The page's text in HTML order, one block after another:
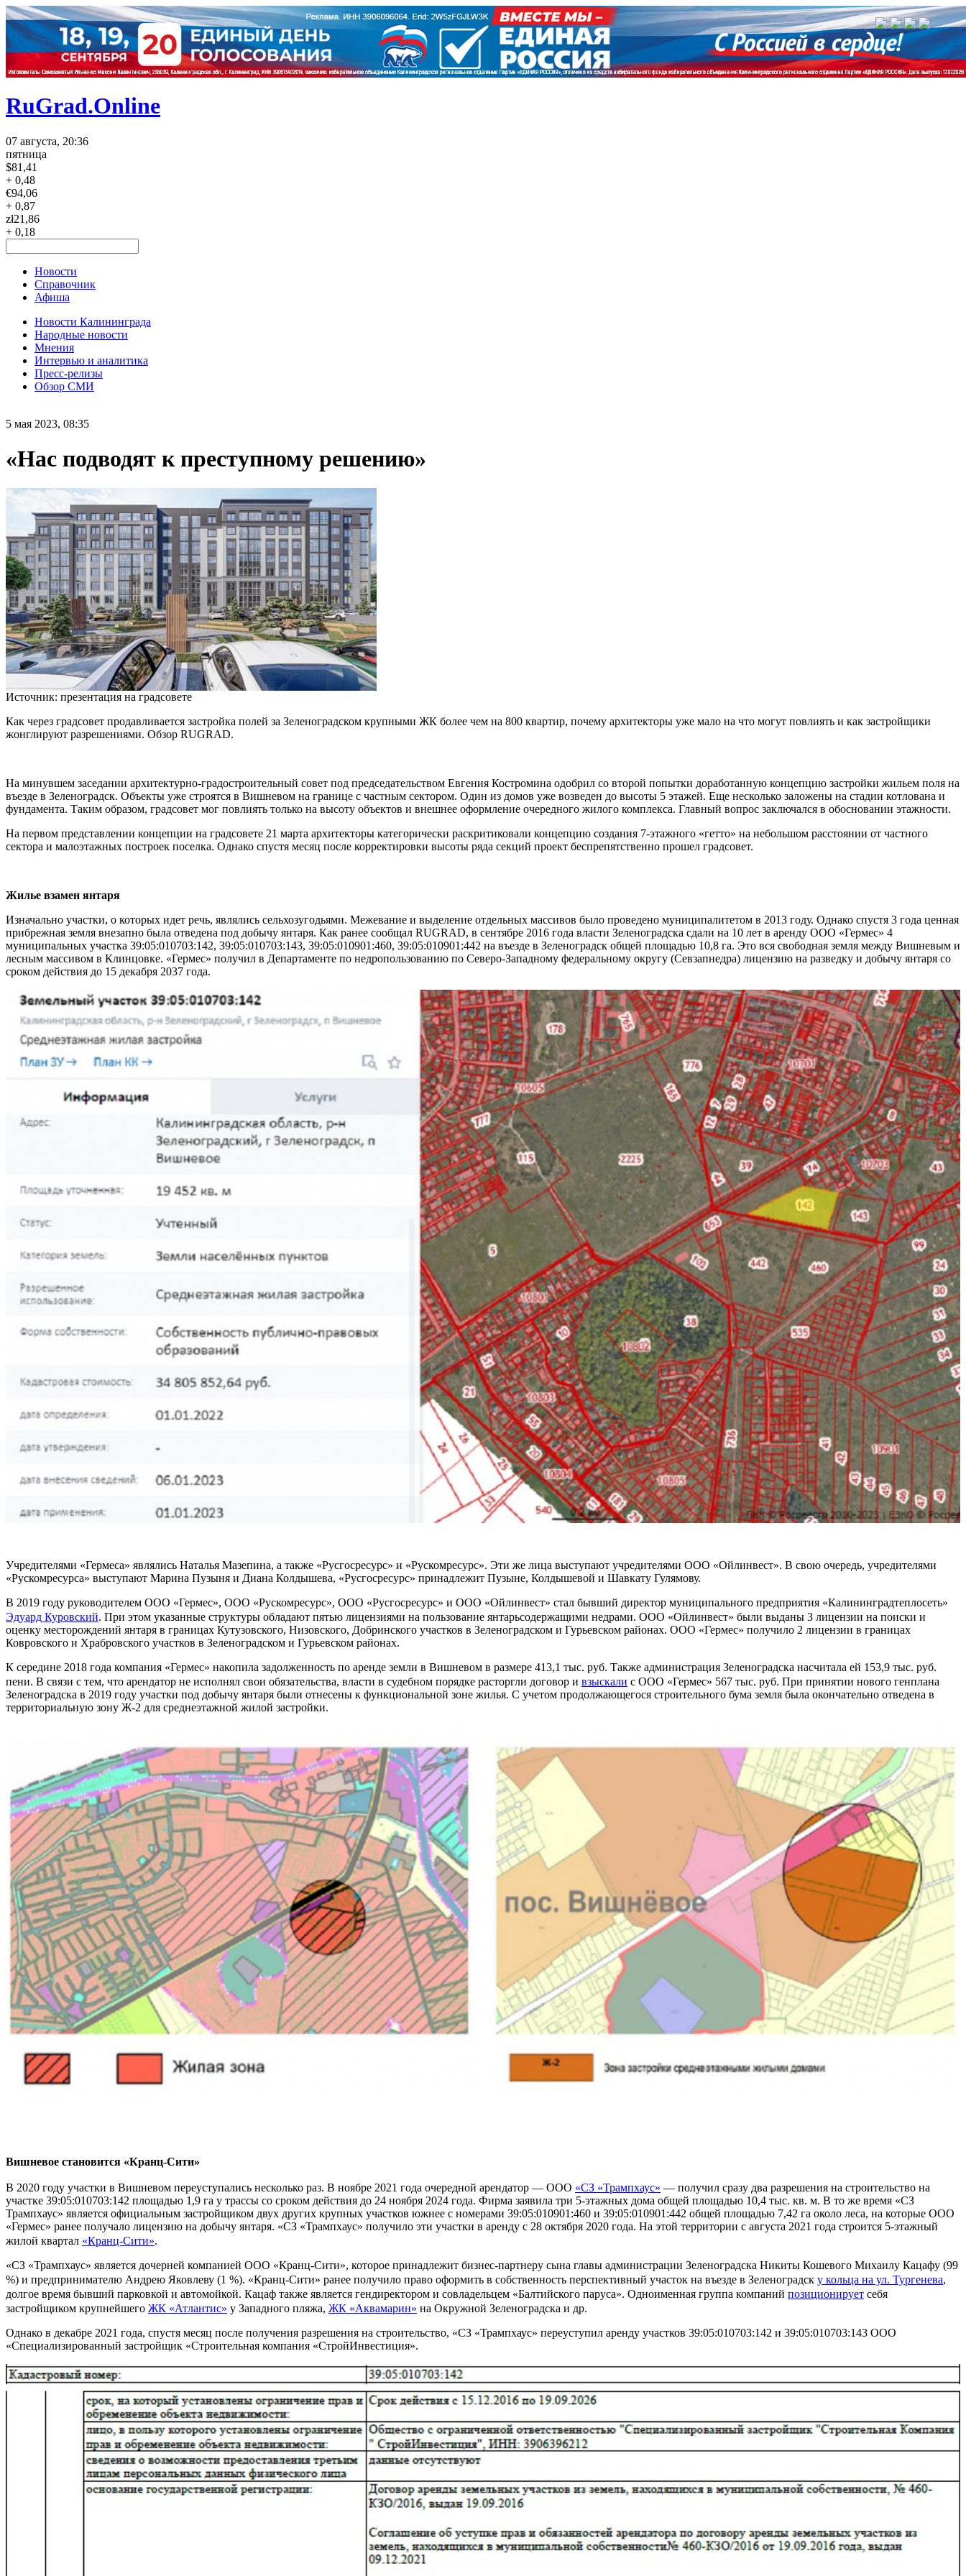
RuGrad.Online
07 августа, 20:36
пятница
$81,41
+ 0,48
€94,06
+ 0,87
zł21,86
+ 0,18
Новости
Справочник
Афиша
Новости Калининграда
Народные новости
Мнения
Интервью и аналитика
Пресс-релизы
Обзор СМИ
5 мая 2023, 08:35
«Нас подводят к преступному решению»
Источник: презентация на градсовете
Как через градсовет продавливается застройка полей за Зеленоградском крупными ЖК более чем на 800 квартир, почему архитекторы уже мало на что могут повлиять и как застройщики
жонглируют разрешениями. Обзор RUGRAD.
На минувшем заседании архитектурно-градостроительный совет под председательством Евгения Костромина одобрил со второй попытки доработанную концепцию застройки жильем поля на
въезде в Зеленоградск. Объекты уже строятся в Вишневом на границе с частным сектором. Один из домов уже возведен до высоты 5 этажей. Еще несколько заложены на стадии котлована и
фундамента. Таким образом, градсовет мог повлиять только на высоту объектов и внешнее оформление очередного жилого комплекса. Главный вопрос заключался в обосновании этажности.
На первом представлении концепции на градсовете 21 марта архитекторы категорически раскритиковали концепцию создания 7-этажного «гетто» на небольшом расстоянии от частного
сектора и малоэтажных построек поселка. Однако спустя месяц после корректировки высоты ряда секций проект беспрепятственно прошел градсовет.
Жилье взамен янтаря
Изначально участки, о которых идет речь, являлись сельхозугодьями. Межевание и выделение отдельных массивов было проведено муниципалитетом в 2013 году. Однако спустя 3 года ценная
прибрежная земля внезапно была отведена под добычу янтаря. Как ранее сообщал RUGRAD, в сентябре 2016 года власти Зеленоградска сдали на 10 лет в аренду ООО «Гермес» 4
муниципальных участка 39:05:010703:142, 39:05:010703:143, 39:05:010901:460, 39:05:010901:442 на въезде в Зеленоградск общей площадью 10,8 га. Это вся свободная земля между Вишневым и
лесным массивом в Клинцовке. «Гермес» получил в Департаменте по недропользованию по Северо-Западному федеральному округу (Севзапнедра) лицензию на разведку и добычу янтаря со
сроком действия до 15 декабря 2037 года.
Учредителями «Гермеса» являлись Наталья Мазепина, а также «Русгосресурс» и «Рускомресурс». Эти же лица выступают учредителями ООО «Ойлинвест». В свою очередь, учредителями
«Рускомресурса» выступают Марина Пузыня и Диана Колдышева, «Русгосресурс» принадлежит Пузыне, Колдышевой и Шавкату Гулямову.
В 2019 году руководителем ООО «Гермес», ООО «Рускомресурс», ООО «Русгосресурс» и ООО «Ойлинвест» стал бывший директор муниципального предприятия «Калининградтеплосеть»
Эдуард Куровский. При этом указанные структуры обладают пятью лицензиями на пользование янтарьсодержащими недрами. ООО «Ойлинвест» были выданы 3 лицензии на поиски и
оценку месторождений янтаря в границах Кутузовского, Низовского, Добринского участков в Зеленоградском и Гурьевском районах. ООО «Гермес» получило 2 лицензии в границах
Ковровского и Храбровского участков в Зеленоградском и Гурьевском районах.
К середине 2018 года компания «Гермес» накопила задолженность по аренде земли в Вишневом в размере 413,1 тыс. руб. Также администрация Зеленоградска насчитала ей 153,9 тыс. руб.
пени. В связи с тем, что арендатор не исполнял свои обязательства, власти в судебном порядке расторгли договор и взыскали с ООО «Гермес» 567 тыс. руб. При принятии нового генплана
Зеленоградска в 2019 году участки под добычу янтаря были отнесены к функциональной зоне жилья. С учетом продолжающегося строительного бума земля была окончательно отведена в
территориальную зону Ж-2 для среднеэтажной жилой застройки.
Вишневое становится «Кранц-Сити»
В 2020 году участки в Вишневом переуступались несколько раз. В ноябре 2021 года очередной арендатор — ООО «СЗ «Трампхаус» — получил сразу два разрешения на строительство на
участке 39:05:010703:142 площадью 1,9 га у трассы со сроком действия до 24 ноября 2024 года. Фирма заявила три 5-этажных дома общей площадью 10,4 тыс. кв. м. В то же время «СЗ
Трампхаус» является официальным застройщиком двух других крупных участков южнее с номерами 39:05:010901:460 и 39:05:010901:442 общей площадью 7,42 га около леса, на которые ООО
«Гермес» ранее получало лицензию на добычу янтаря. «СЗ «Трампхаус» получило эти участки в аренду с 28 октября 2020 года. На этой территории с августа 2021 года строится 5-этажный
жилой квартал «Кранц-Сити».
«СЗ «Трампхаус» является дочерней компанией ООО «Кранц-Сити», которое принадлежит бизнес-партнеру сына главы администрации Зеленоградска Никиты Кошевого Михаилу Кацафу (99
%) и предпринимателю Андрею Яковлеву (1 %). «Кранц-Сити» ранее получило право оформить в собственность перспективный участок на въезде в Зеленоградск у кольца на ул. Тургенева,
долгое время бывший парковкой и автомойкой. Кацаф также является гендиректором и совладельцем «Балтийского паруса». Одноименная группа компаний позиционирует себя
застройщиком крупнейшего ЖК «Атлантис» у Западного пляжа, ЖК «Аквамарин» на Окружной Зеленоградска и др.
Однако в декабре 2021 года, спустя месяц после получения разрешения на строительство, «СЗ «Трампхаус» переуступил аренду участков 39:05:010703:142 и 39:05:010703:143 ООО
«Специализированный застройщик «Строительная компания «СтройИнвестиция».